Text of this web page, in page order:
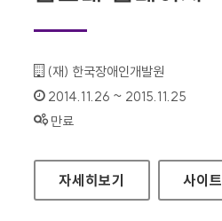
기관명 :
(재) 한국장애인개발원
인증기간 :
2014.11.26 ~ 2015.11.25
상태 :
만료
꿈드래 홈페이지
자세히보기 사이트